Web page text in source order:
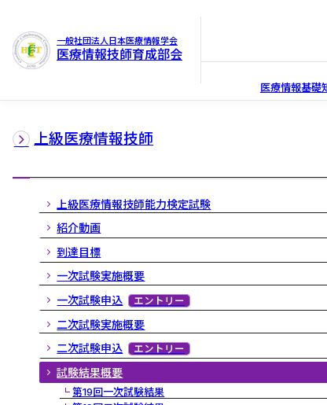
一般社団法人日本医療情報学会
医療情報技師育成部会
医療情報基礎
上級医療情報技師
上級医療情報技師能力検定試験
紹介動画
到達目標
一次試験実施概要
一次試験申込
エントリー
二次試験実施概要
二次試験申込
エントリー
試験結果概要
第19回一次試験結果